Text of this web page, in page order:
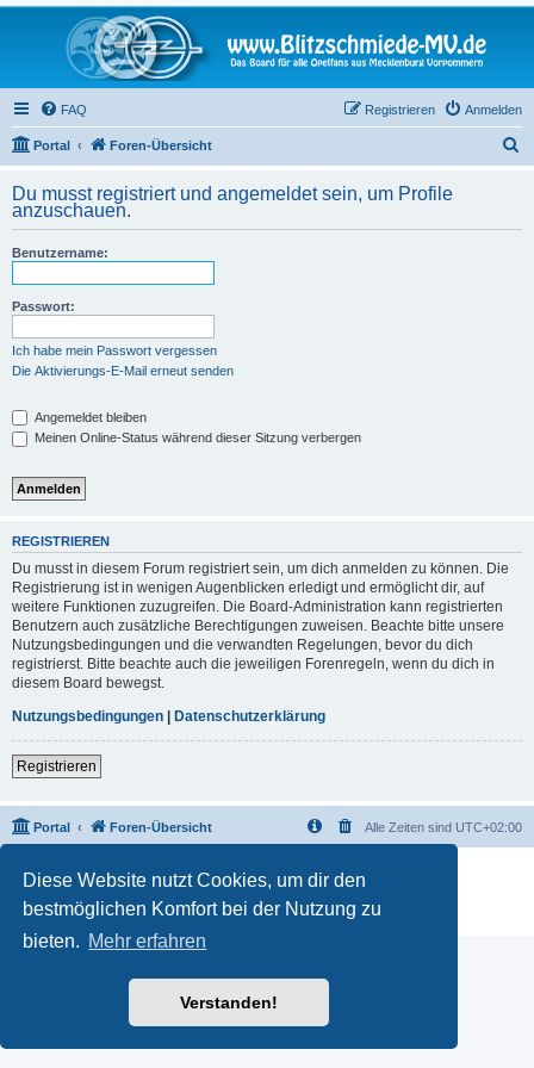
Diese Website nutzt Cookies, um dir den
bestmöglichen Komfort bei der Nutzung zu
bieten. Mehr erfahren
Verstanden!
FAQ Anmelden
Registrieren
Portal Foren-Übersicht
h
Du musst registriert und angemeldet sein, um Profile
anzuschauen.
Benutzername:
Passwort:
Ich habe mein Passwort vergessen
Die Aktivierungs-E-Mail erneut senden
Angemeldet bleiben
Meinen Online-Status während dieser Sitzung verbergen
REGISTRIEREN
Du musst in diesem Forum registriert sein, um dich anmelden zu können. Die
Registrierung ist in wenigen Augenblicken erledigt und ermöglicht dir, auf
weitere Funktionen zuzugreifen. Die Board-Administration kann registrierten
Benutzern auch zusätzliche Berechtigungen zuweisen. Beachte bitte unsere
Nutzungsbedingungen und die verwandten Regelungen, bevor du dich
registrierst. Bitte beachte auch die jeweiligen Forenregeln, wenn du dich in
diesem Board bewegst.
Nutzungsbedingungen
Datenschutzerklärung
Registrieren
Portal Foren-Übersicht Alle Zeiten sind UTC+02:00
Powered by phpBB
® Forum Software © phpBB Limited
Deutsche Übersetzung durch
Datenschutz|Nutzungsbedingungen